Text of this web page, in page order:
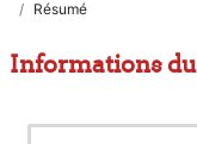
Résumé
Informations